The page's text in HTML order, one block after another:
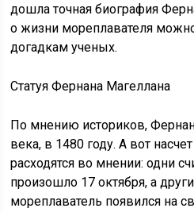
дошла точная биография
о жизни мореплавателя
догадкам ученых.
Статуя Фернана Магеллана
По мнению историков,
века, в 1480 году. А вот
расходятся во мнении: одни
произошло 17 октября, а
мореплаватель появился на